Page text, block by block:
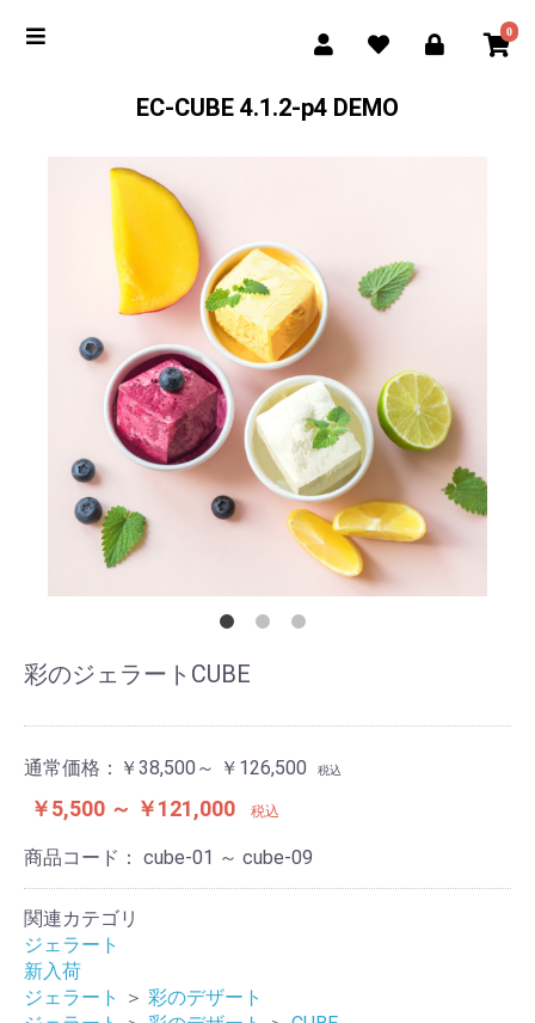
0
EC-CUBE 4.1.2-p4 DEMO
彩のジェラートCUBE
通常価格： ￥38,500～ ￥126,500 税込
￥5,500 ～ ￥121,000 税込
商品コード： cube-01 ～ cube-09
関連カテゴリ
ジェラート
新入荷
ジェラート
＞ 彩のデザート